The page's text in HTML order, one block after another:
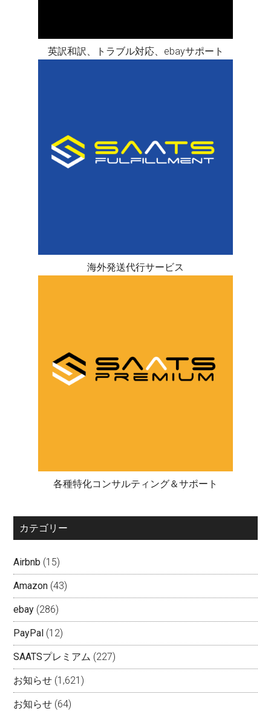
英訳和訳、トラブル対応、ebayサポート
海外発送代行サービス
各種特化コンサルティング＆サポート
カテゴリー
Airbnb (15)
Amazon (43)
ebay (286)
PayPal (12)
SAATSプレミアム (227)
お知らせ (1,621)
お知らせ (64)